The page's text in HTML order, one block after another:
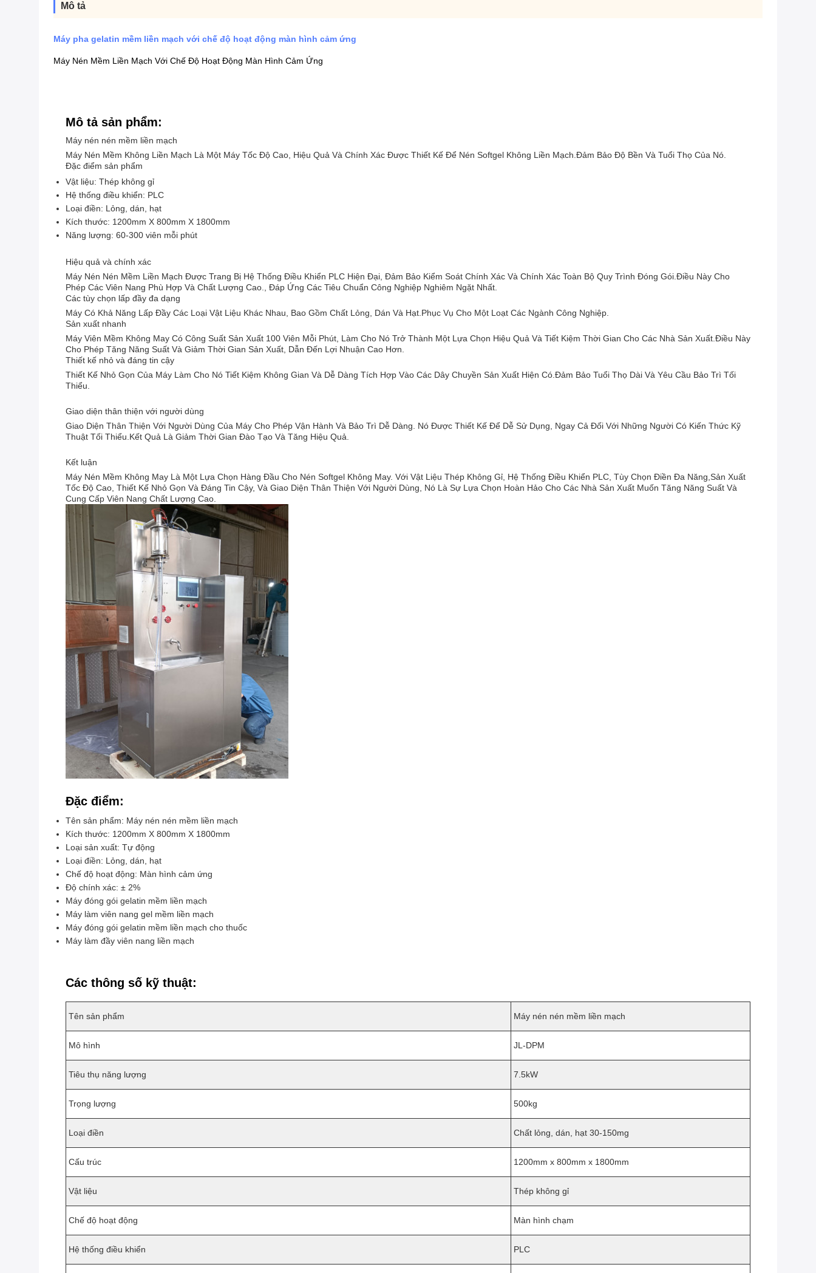
Mô tả
Máy pha gelatin mềm liền mạch với chế độ hoạt động màn hình cảm ứng
Máy Nén Mềm Liền Mạch Với Chế Độ Hoạt Động Màn Hình Cảm Ứng
Mô tả sản phẩm:
Máy nén nén mềm liền mạch
Máy Nén Mềm Không Liền Mạch Là Một Máy Tốc Độ Cao, Hiệu Quả Và Chính Xác Được Thiết Kế Để Nén Softgel Không Liền Mạch.đảm Bảo Độ Bền Và Tuổi Thọ Của Nó.
Đặc điểm sản phẩm
Vật liệu: Thép không gỉ
Hệ thống điều khiển: PLC
Loại điền: Lỏng, dán, hạt
Kích thước: 1200mm X 800mm X 1800mm
Năng lượng: 60-300 viên mỗi phút
Hiệu quả và chính xác
Máy Nén Nén Mềm Liền Mạch Được Trang Bị Hệ Thống Điều Khiển PLC Hiện Đại, Đảm Bảo Kiểm Soát Chính Xác Và Chính Xác Toàn Bộ Quy Trình Đóng Gói.Điều Này Cho
Phép Các Viên Nang Phù Hợp Và Chất Lượng Cao., Đáp Ứng Các Tiêu Chuẩn Công Nghiệp Nghiêm Ngặt Nhất.
Các tùy chọn lấp đầy đa dạng
Máy Có Khả Năng Lấp Đầy Các Loại Vật Liệu Khác Nhau, Bao Gồm Chất Lỏng, Dán Và Hạt.phục Vụ Cho Một Loạt Các Ngành Công Nghiệp.
Sản xuất nhanh
Máy Viên Mềm Không May Có Công Suất Sản Xuất 100 Viên Mỗi Phút, Làm Cho Nó Trở Thành Một Lựa Chọn Hiệu Quả Và Tiết Kiệm Thời Gian Cho Các Nhà Sản Xuất.Điều Này
Cho Phép Tăng Năng Suất Và Giảm Thời Gian Sản Xuất, Dẫn Đến Lợi Nhuận Cao Hơn.
Thiết kế nhỏ và đáng tin cậy
Thiết Kế Nhỏ Gọn Của Máy Làm Cho Nó Tiết Kiệm Không Gian Và Dễ Dàng Tích Hợp Vào Các Dây Chuyền Sản Xuất Hiện Có.đảm Bảo Tuổi Thọ Dài Và Yêu Cầu Bảo Trì Tối
Thiểu.
Giao diện thân thiện với người dùng
Giao Diện Thân Thiện Với Người Dùng Của Máy Cho Phép Vận Hành Và Bảo Trì Dễ Dàng. Nó Được Thiết Kế Để Dễ Sử Dụng, Ngay Cả Đối Với Những Người Có Kiến Thức Kỹ
Thuật Tối Thiểu.Kết Quả Là Giảm Thời Gian Đào Tạo Và Tăng Hiệu Quả.
Kết luận
Máy Nén Mềm Không May Là Một Lựa Chọn Hàng Đầu Cho Nén Softgel Không May. Với Vật Liệu Thép Không Gỉ, Hệ Thống Điều Khiển PLC, Tùy Chọn Điền Đa Năng,sản Xuất
Tốc Độ Cao, Thiết Kế Nhỏ Gọn Và Đáng Tin Cậy, Và Giao Diện Thân Thiện Với Người Dùng, Nó Là Sự Lựa Chọn Hoàn Hảo Cho Các Nhà Sản Xuất Muốn Tăng Năng Suất Và
Cung Cấp Viên Nang Chất Lượng Cao.
Đặc điểm:
Tên sản phẩm: Máy nén nén mềm liền mạch
Kích thước: 1200mm X 800mm X 1800mm
Loại sản xuất: Tự động
Loại điền: Lỏng, dán, hạt
Chế độ hoạt động: Màn hình cảm ứng
Độ chính xác: ± 2%
Máy đóng gói gelatin mềm liền mạch
Máy làm viên nang gel mềm liền mạch
Máy đóng gói gelatin mềm liền mạch cho thuốc
Máy làm đầy viên nang liền mạch
Các thông số kỹ thuật:
Tên sản phẩm Máy nén nén mềm liền mạch
Mô hình JL-DPM
Tiêu thụ năng lượng 7.5kW
Trọng lượng 500kg
Loại điền Chất lỏng, dán, hạt 30-150mg
Cấu trúc 1200mm x 800mm x 1800mm
Vật liệu Thép không gỉ
Chế độ hoạt động Màn hình chạm
Hệ thống điều khiển PLC